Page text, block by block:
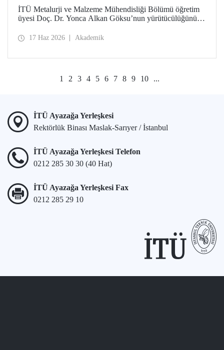
İTÜ Metalurji ve Malzeme Mühendisliği Bölümü öğretim
üyesi Doç. Dr. Yonca Alkan Göksu’nun yürütücülüğünü
Geri Dönüşümü ve Geri Dönüştürülmüş PET İçeriğinin
17 Haz 2026 Akademik
1 2 3 4 5 6 7 8 9 10 ...
İTÜ Ayazağa Yerleşkesi
Rektörlük Binası Maslak-Sarıyer / İstanbul
İTÜ Ayazağa Yerleşkesi Telefon
0212 285 30 30 (40 Hat)
İTÜ Ayazağa Yerleşkesi Fax
0212 285 29 10